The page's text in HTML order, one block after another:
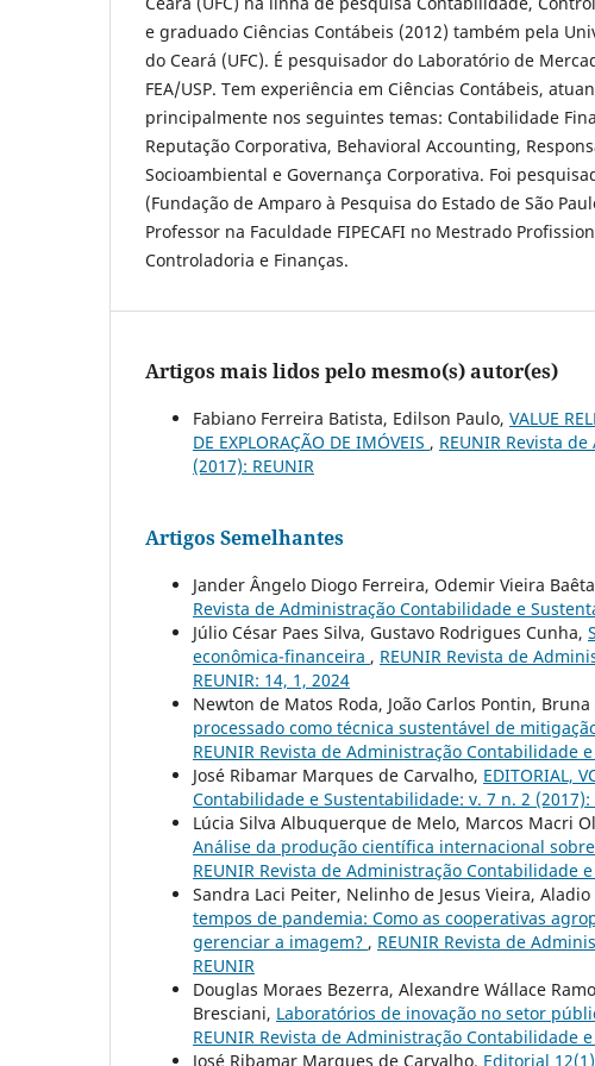
e graduado Ciências Contábeis (2012) também pela
do Ceará (UFC). É pesquisador do Laboratório de
FEA/USP. Tem experiência em Ciências Contábeis,
principalmente nos seguintes temas: Contabilidade
Reputação Corporativa, Behavioral Accounting,
Socioambiental e Governança Corporativa. Foi
(Fundação de Amparo à Pesquisa do Estado de São
Professor na Faculdade FIPECAFI no Mestrado
Controladoria e Finanças.
Artigos mais lidos pelo mesmo(s) autor(es)
Fabiano Ferreira Batista, Edilson Paulo, VALUE
DE EXPLORAÇÃO DE IMÓVEIS , REUNIR Revista
(2017): REUNIR
Artigos Semelhantes
Jander Ângelo Diogo Ferreira, Odemir Vieira
Revista de Administração Contabilidade e
Júlio César Paes Silva, Gustavo Rodrigues Cunha,
econômica-financeira , REUNIR Revista de
REUNIR: 14, 1, 2024
Newton de Matos Roda, João Carlos Pontin,
processado como técnica sustentável de
REUNIR Revista de Administração Contabilidade
José Ribamar Marques de Carvalho, EDITORIAL,
Contabilidade e Sustentabilidade: v. 7 n. 2 (2017):
Lúcia Silva Albuquerque de Melo, Marcos Macri
Análise da produção científica internacional
REUNIR Revista de Administração Contabilidade
Sandra Laci Peiter, Nelinho de Jesus Vieira,
tempos de pandemia: Como as cooperativas
gerenciar a imagem? , REUNIR Revista de
REUNIR
Douglas Moraes Bezerra, Alexandre Wállace
Bresciani, Laboratórios de inovação no setor
REUNIR Revista de Administração Contabilidade
José Ribamar Marques de Carvalho, Editorial